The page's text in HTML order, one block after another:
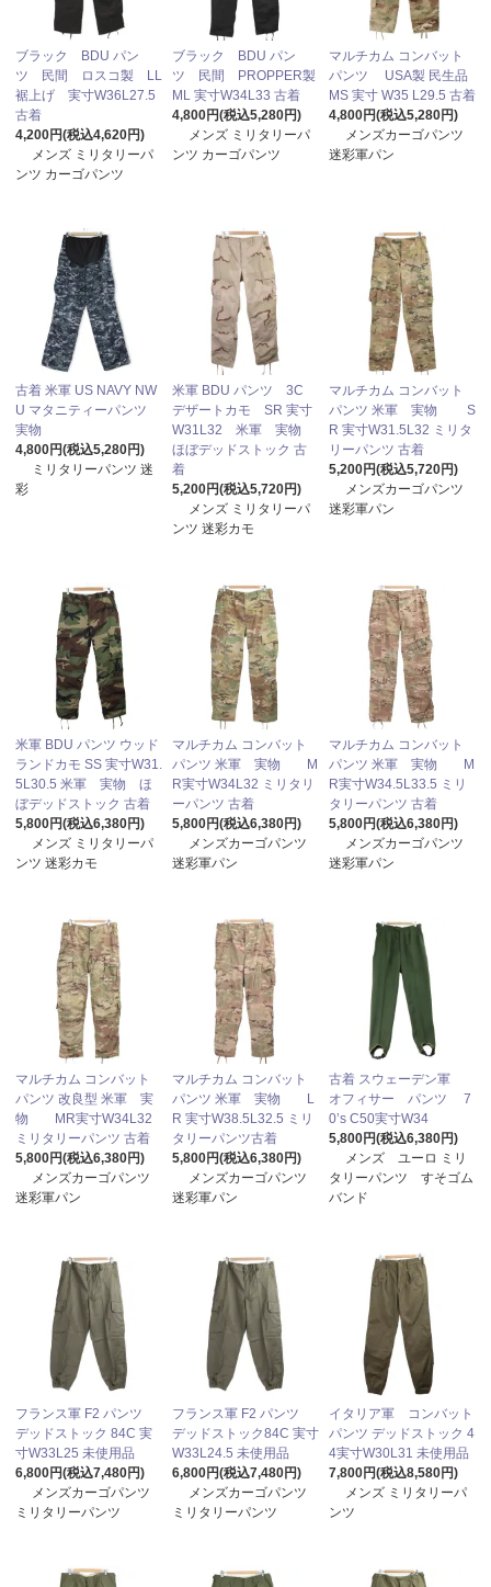
ブラック BDU パン
ツ 民間 ロスコ製 LL
裾上げ 実寸W36L27.5
古着
4,200円(税込4,620円)
メンズ ミリタリーパ
ンツ カーゴパンツ
ブラック BDU パン
ツ 民間 PROPPER製
ML 実寸W34L33 古着
4,800円(税込5,280円)
メンズ ミリタリーパ
ンツ カーゴパンツ
マルチカム コンバット
パンツ USA製 民生品
MS 実寸 W35 L29.5 古着
4,800円(税込5,280円)
メンズカーゴパンツ
迷彩軍パン
古着 米軍 US NAVY NW
U マタニティーパンツ
実物
4,800円(税込5,280円)
ミリタリーパンツ 迷
彩
米軍 BDU パンツ 3C
デザートカモ SR 実寸
W31L32 米軍 実物
ほぼデッドストック 古
着
5,200円(税込5,720円)
メンズ ミリタリーパ
ンツ 迷彩カモ
マルチカム コンバット
パンツ 米軍 実物 S
R 実寸W31.5L32 ミリタ
リーパンツ 古着
5,200円(税込5,720円)
メンズカーゴパンツ
迷彩軍パン
米軍 BDU パンツ ウッド
ランドカモ SS 実寸W31.
5L30.5 米軍 実物 ほ
ぼデッドストック 古着
5,800円(税込6,380円)
メンズ ミリタリーパ
ンツ 迷彩カモ
マルチカム コンバット
パンツ 米軍 実物 M
R実寸W34L32 ミリタリ
ーパンツ 古着
5,800円(税込6,380円)
メンズカーゴパンツ
迷彩軍パン
マルチカム コンバット
パンツ 米軍 実物 M
R実寸W34.5L33.5 ミリ
タリーパンツ 古着
5,800円(税込6,380円)
メンズカーゴパンツ
迷彩軍パン
マルチカム コンバット
パンツ 改良型 米軍 実
物 MR実寸W34L32
ミリタリーパンツ 古着
5,800円(税込6,380円)
メンズカーゴパンツ
迷彩軍パン
マルチカム コンバット
パンツ 米軍 実物 L
R 実寸W38.5L32.5 ミリ
タリーパンツ古着
5,800円(税込6,380円)
メンズカーゴパンツ
迷彩軍パン
古着 スウェーデン軍
オフィサー パンツ 7
0’s C50実寸W34
5,800円(税込6,380円)
メンズ ユーロ ミリ
タリーパンツ すそゴム
バンド
フランス軍 F2 パンツ
デッドストック 84C 実
寸W33L25 未使用品
6,800円(税込7,480円)
メンズカーゴパンツ
ミリタリーパンツ
フランス軍 F2 パンツ
デッドストック84C 実寸
W33L24.5 未使用品
6,800円(税込7,480円)
メンズカーゴパンツ
ミリタリーパンツ
イタリア軍 コンバット
パンツ デッドストック 4
4実寸W30L31 未使用品
7,800円(税込8,580円)
メンズ ミリタリーパ
ンツ